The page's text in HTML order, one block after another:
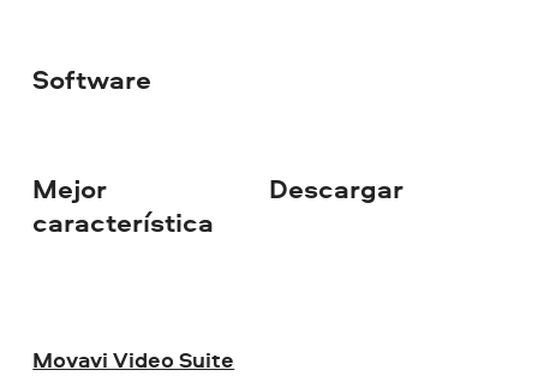
Software
Mejor
característica
Descargar
Movavi Video Suite